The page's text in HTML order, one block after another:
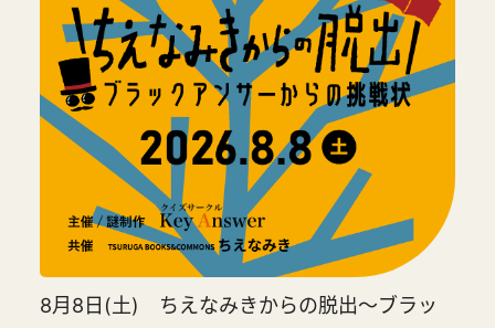
8月8日(土) ちえなみきからの脱出～ブラッ